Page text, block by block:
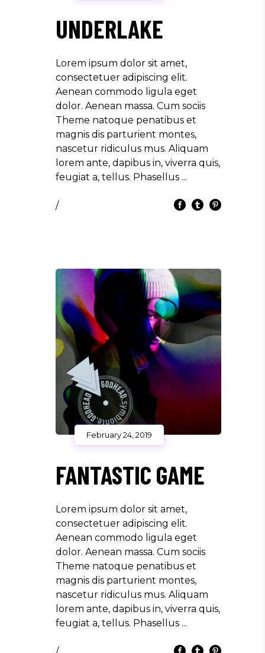
UNDERLAKE
Lorem ipsum dolor sit amet,
consectetuer adipiscing elit.
Aenean commodo ligula eget
dolor. Aenean massa. Cum sociis
Theme natoque penatibus et
magnis dis parturient montes,
nascetur ridiculus mus. Aliquam
lorem ante, dapibus in, viverra quis,
feugiat a, tellus. Phasellus
/
February 24, 2019
FANTASTIC GAME
Lorem ipsum dolor sit amet,
consectetuer adipiscing elit.
Aenean commodo ligula eget
dolor. Aenean massa. Cum sociis
Theme natoque penatibus et
magnis dis parturient montes,
nascetur ridiculus mus. Aliquam
lorem ante, dapibus in, viverra quis,
feugiat a, tellus. Phasellus